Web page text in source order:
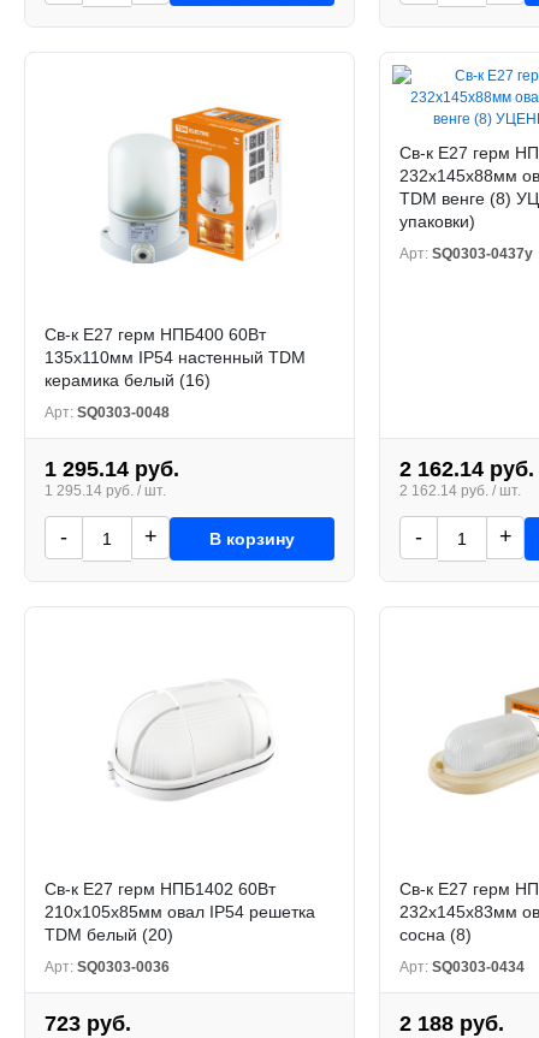
Св-к Е27 герм НПБ400 60Вт
135x110мм IP54 настенный TDM
керамика белый (16)
Арт: SQ0303-0048
1 295.14 руб.
1 295.14 руб. / шт.
- + В корзину
Св-к Е27 герм
232x145x88мм
TDM венге (8)
упаковки)
Арт: SQ0303-0437у
2 162.14 руб.
2 162.14 руб. / шт.
- +
Св-к Е27 герм НПБ1402 60Вт
210x105x85мм овал IP54 решетка
TDM белый (20)
Арт: SQ0303-0036
723 руб.
Св-к Е27 герм
232x145x83мм
сосна (8)
Арт: SQ0303-0434
2 188 руб.